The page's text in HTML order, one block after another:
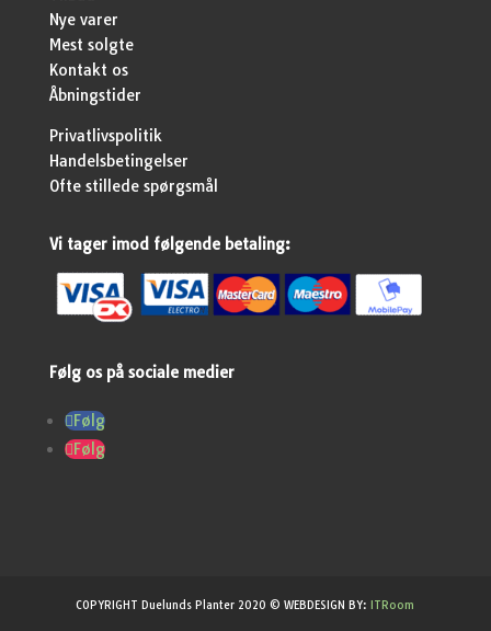
Nye varer
Mest solgte
Kontakt os
Åbningstider
Privatlivspolitik
Handelsbetingelser
Ofte stillede spørgsmål
Vi tager imod følgende betaling:
Følg os på sociale medier
Følg
Følg
COPYRIGHT Duelunds Planter 2020 © WEBDESIGN BY: ITRoom